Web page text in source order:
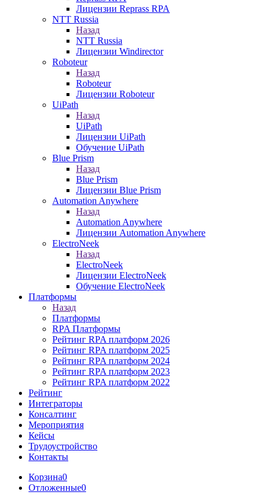
Лицензии Reprass RPA
NTT Russia
Назад
NTT Russia
Лицензии Windirector
Roboteur
Назад
Roboteur
Лицензии Roboteur
UiPath
Назад
UiPath
Лицензии UiPath
Обучение UiPath
Blue Prism
Назад
Blue Prism
Лицензии Blue Prism
Automation Anywhere
Назад
Automation Anywhere
Лицензии Automation Anywhere
ElectroNeek
Назад
ElectroNeek
Лицензии ElectroNeek
Обучение ElectroNeek
Платформы
Назад
Платформы
RPA Платформы
Рейтинг RPA платформ 2026
Рейтинг RPA платформ 2025
Рейтинг RPA платформ 2024
Рейтинг RPA платформ 2023
Рейтинг RPA платформ 2022
Рейтинг
Интеграторы
Консалтинг
Mероприятия
Кейсы
Трудоустройство
Контакты
Корзина0
Отложенные0